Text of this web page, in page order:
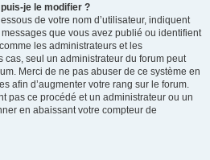
je le modifier ?
de votre nom d’utilisateur, indiquent
que vous avez publié ou identifient
les administrateurs et les
cas, seul un administrateur du forum peut
Merci de ne pas abuser de ce système en
afin d’augmenter votre rang sur le forum.
pas ce procédé et un administrateur ou un
en abaissant votre compteur de